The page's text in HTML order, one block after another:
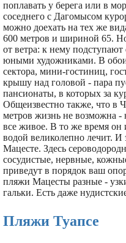
поплавать у берега или в
соседнего с Дагомысом
можно доехать на тех же
600 метров и шириной 65.
от ветра: к нему
юными художниками. В
сектора, мини-гостиниц,
крышу над головой - пара
пансионаты, в которых за
Общеизвестно также, что в
метров жизнь не возможна
все живое. В то же время он
водой великолепно лечит. И
Мацесте. Здесь
сосудистые, нервные,
приведут в порядок ваш
пляжи Мацесты разные -
гальки. Есть даже
Пляжи Туапсе